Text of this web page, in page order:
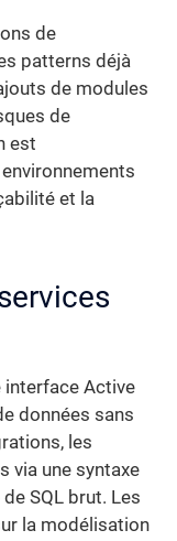
de
patterns déjà
de modules
de
est
et la
interface Active
données sans
les
via une syntaxe
SQL brut. Les
la modélisation